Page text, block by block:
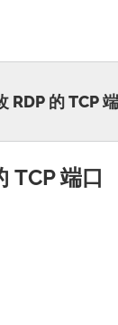
RDP 的 TCP
TCP 端口